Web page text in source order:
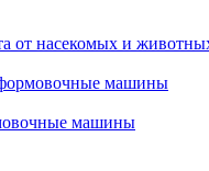
от насекомых и
машины
машины